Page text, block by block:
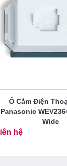
Ổ Cắm Điện
Panasonic
Wide
hệ